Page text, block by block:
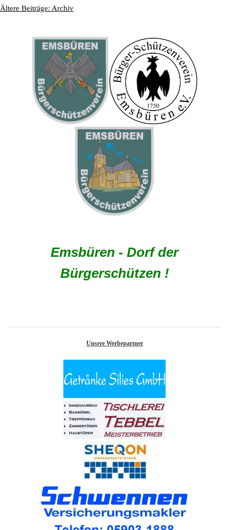
Ältere Beiträge: Archiv
Emsbüren - Dorf der
Bürgerschützen !
Unsere Werbepartner